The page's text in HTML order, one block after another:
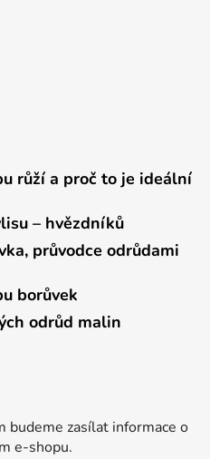
růží a proč to je ideální
– hvězdníků
průvodce odrůdami
borůvek
odrůd malin
budeme zasílat informace o
e-shopu.